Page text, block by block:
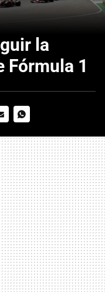
la
Fórmula 1